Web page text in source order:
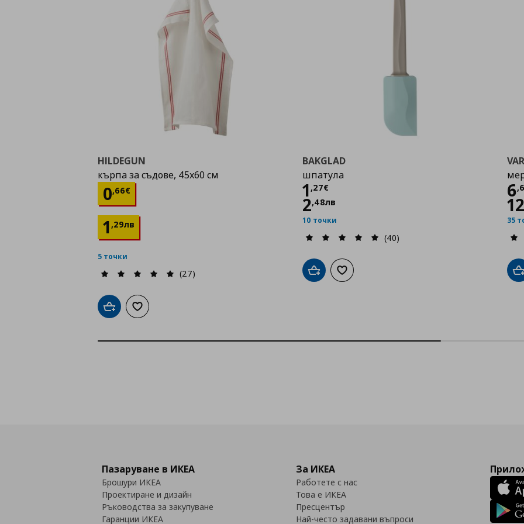
HILDEGUN
кърпа за съдове, 45x60 см
0,66€
Цена
1 ,29лв
5 точки
(27)
Добави в кошницата
Добави към списъка с любими
BAKGLAD
шпатула
1,27€
Цена
2,48лв
10 точки
(40)
Добави в кошницата
Добави към списъка с любими
6,
35
Пазаруване в ИКЕА
Брошури ИКЕА
Проектиране и дизайн
Ръководства за закупуване
Гаранции ИКЕА
За ИКЕА
Работете с нас
Това е ИКЕА
Пресцентър
Най-често задавани въпроси